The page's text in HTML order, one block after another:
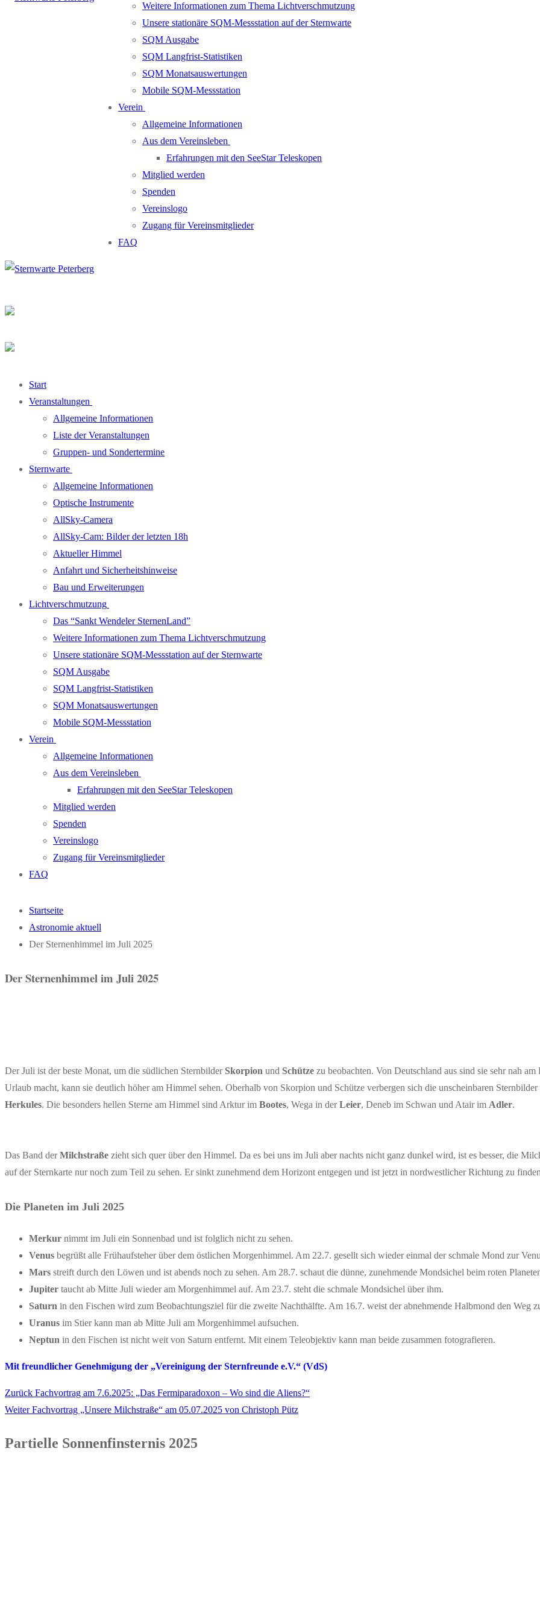
Weitere Informationen zum Thema Lichtverschmutzung
Unsere stationäre SQM-Messstation auf der Sternwarte
SQM Ausgabe
SQM Langfrist-Statistiken
SQM Monatsauswertungen
Mobile SQM-Messstation
Verein
Allgemeine Informationen
Aus dem Vereinsleben
Erfahrungen mit den SeeStar Teleskopen
Mitglied werden
Spenden
Vereinslogo
Zugang für Vereinsmitglieder
FAQ
Start
Veranstaltungen
Allgemeine Informationen
Liste der Veranstaltungen
Gruppen- und Sondertermine
Sternwarte
Allgemeine Informationen
Optische Instrumente
AllSky-Camera
AllSky-Cam: Bilder der letzten 18h
Aktueller Himmel
Anfahrt und Sicherheitshinweise
Bau und Erweiterungen
Lichtverschmutzung
Das “Sankt Wendeler SternenLand”
Weitere Informationen zum Thema Lichtverschmutzung
Unsere stationäre SQM-Messstation auf der Sternwarte
SQM Ausgabe
SQM Langfrist-Statistiken
SQM Monatsauswertungen
Mobile SQM-Messstation
Verein
Allgemeine Informationen
Aus dem Vereinsleben
Erfahrungen mit den SeeStar Teleskopen
Mitglied werden
Spenden
Vereinslogo
Zugang für Vereinsmitglieder
FAQ
Startseite
Astronomie aktuell
Der Sternenhimmel im Juli 2025
Der Sternenhimmel im Juli 2025
Der Juli ist der beste Monat, um die südlichen Sternbilder Skorpion und Schütze zu beobachten. Von Deutschland aus sind sie sehr nah
Urlaub macht, kann sie deutlich höher am Himmel sehen. Oberhalb von Skorpion und Schütze verbergen sich die unscheinbaren Sternbilder
Herkules. Die besonders hellen Sterne am Himmel sind Arktur im Bootes, Wega in derLeier, Deneb im Schwan und Atair im Adler.
Das Band derMilchstraße zieht sich quer über den Himmel. Da es bei uns im Juli aber nachts nicht ganz dunkel wird, ist es besser, die
auf der Sternkarte nur noch zum Teil zu sehen. Er sinkt zunehmend dem Horizont entgegen und ist jetzt in nordwestlicher Richtung zu
Die Planeten im Juli 2025
Merkur nimmt im Juli ein Sonnenbad und ist folglich nicht zu sehen.
Venus begrüßt alle Frühaufsteher über dem östlichen Morgenhimmel. Am 22.7. gesellt sich wieder einmal der schmale Mond zur
Mars streift durch den Löwen und ist abends noch zu sehen. Am 28.7. schaut die dünne, zunehmende Mondsichel beim roten
Jupiter taucht ab Mitte Juli wieder am Morgenhimmel auf. Am 23.7. steht die schmale Mondsichel über ihm.
Saturn in den Fischen wird zum Beobachtungsziel für die zweite Nachthälfte. Am 16.7. weist der abnehmende Halbmond den Weg
Uranus im Stier kann man ab Mitte Juli am Morgenhimmel aufsuchen.
Neptun in den Fischen ist nicht weit von Saturn entfernt. Mit einem Teleobjektiv kann man beide zusammen fotografieren.
Mit freundlicher Genehmigung der „Vereinigung der Sternfreunde e.V.“ (VdS)
Beitragsnavigation
Zurück Vorheriger
Beitrag:
Fachvortrag am 7.6.2025: „Das Fermiparadoxon – Wo sind die Aliens?“
Weiter Nächster
Fachvortrag „Unsere Milchstraße“ am 05.07.2025 von Christoph Pütz
Partielle Sonnenfinsternis 2025